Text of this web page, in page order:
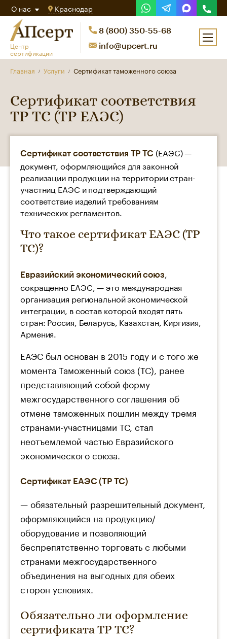
О нас Краснодар
Центр
сертификации
8 (800) 350-55-68
info@upcert.ru
Главная Услуги Сертификат таможенного союза
Сертификат соответствия
ТР ТС (ТР ЕАЭС)
Сертификат соответствия ТР ТС (ЕАЭС) —
документ, оформляющийся для законной
реализации продукции на территории стран-
участниц ЕАЭС и подтверждающий
соответствие изделий требованиям
технических регламентов.
Что такое сертификат ЕАЭС (ТР
ТС)?
Евразийский экономический союз,
сокращенно ЕАЭС, — это международная
организация региональной экономической
интеграции, в состав которой входят пять
стран: Россия, Беларусь, Казахстан, Киргизия,
Армения.
ЕАЭС был основан в 2015 году и с того же
момента Таможенный союз (ТС), ранее
представляющий собой форму
межгосударственного соглашения об
отмене таможенных пошлин между тремя
странами-участницами ТС, стал
неотъемлемой частью Евразийского
экономического союза.
Сертификат ЕАЭС (ТР ТС)
— обязательный разрешительный документ,
оформляющийся на продукцию/
оборудование и позволяющий
беспрепятственно торговать с любыми
странами межгосударственного
объединения на выгодных для обеих
сторон условиях.
Обязательно ли оформление
сертификата ТР ТС?